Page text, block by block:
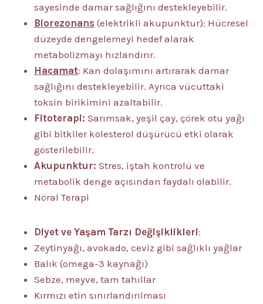
sayesinde damar sağlığını destekleyebilir.
Biorezonans (elektrikli akupunktur): Hücresel
düzeyde dengelemeyi hedef alarak
metabolizmayı hızlandırır.
Hacamat: Kan dolaşımını artırarak damar
sağlığını destekleyebilir. Ayrıca vücuttaki
toksin birikimini azaltabilir.
Fitoterapi: Sarımsak, yeşil çay, çörek otu yağı
gibi bitkiler kolesterol düşürücü etki olarak
gösterilebilir.
Akupunktur: Stres, iştah kontrolü ve
metabolik denge açısından faydalı olabilir.
Nöral Terapi
Diyet ve Yaşam Tarzı Değişiklikleri:
Zeytinyağı, avokado, ceviz gibi sağlıklı yağlar
Balık (omega-3 kaynağı)
Sebze, meyve, tam tahıllar
Kırmızı etin sınırlandırılması